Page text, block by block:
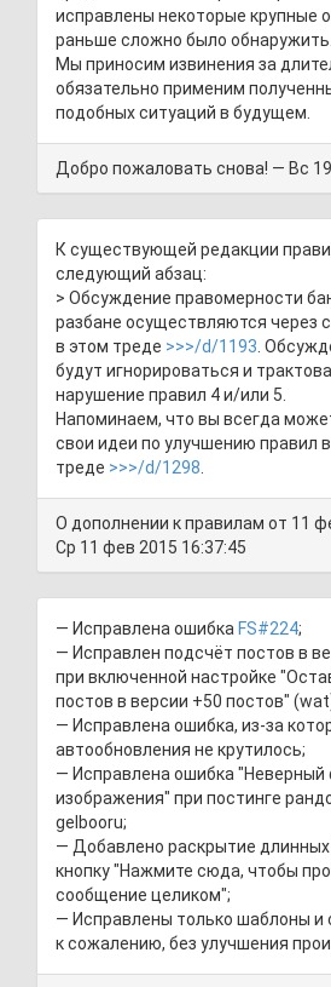
исправлены некоторые крупные
раньше сложно было обнаружить.
Мы приносим извинения за
обязательно применим
подобных ситуаций в будущем.
Добро пожаловать снова! — Вс
К существующей редакции
следующий абзац:
> Обсуждение правомерности
разбане осуществляются через
в этом треде >>>/d/1193 .
будут игнорироваться и
нарушение правил 4 и/или 5.
Напоминаем, что вы всегда
свои идеи по улучшению правил
треде >>>/d/1298
О дополнении к правилам от 11
Ср 11 фев 2015 16:37:45
— Исправлена ошибка FS#224;
— Исправлен подсчёт постов в
при включенной настройке
постов в версии +50 постов"
— Исправлена ошибка, из-за
автообновления не крутилось;
— Исправлена ошибка
изображения" при постинге
gelbooru;
— Добавлено раскрытие
кнопку "Нажмите сюда, чтобы
сообщение целиком";
— Исправлены только шаблоны и
к сожалению, без улучшения